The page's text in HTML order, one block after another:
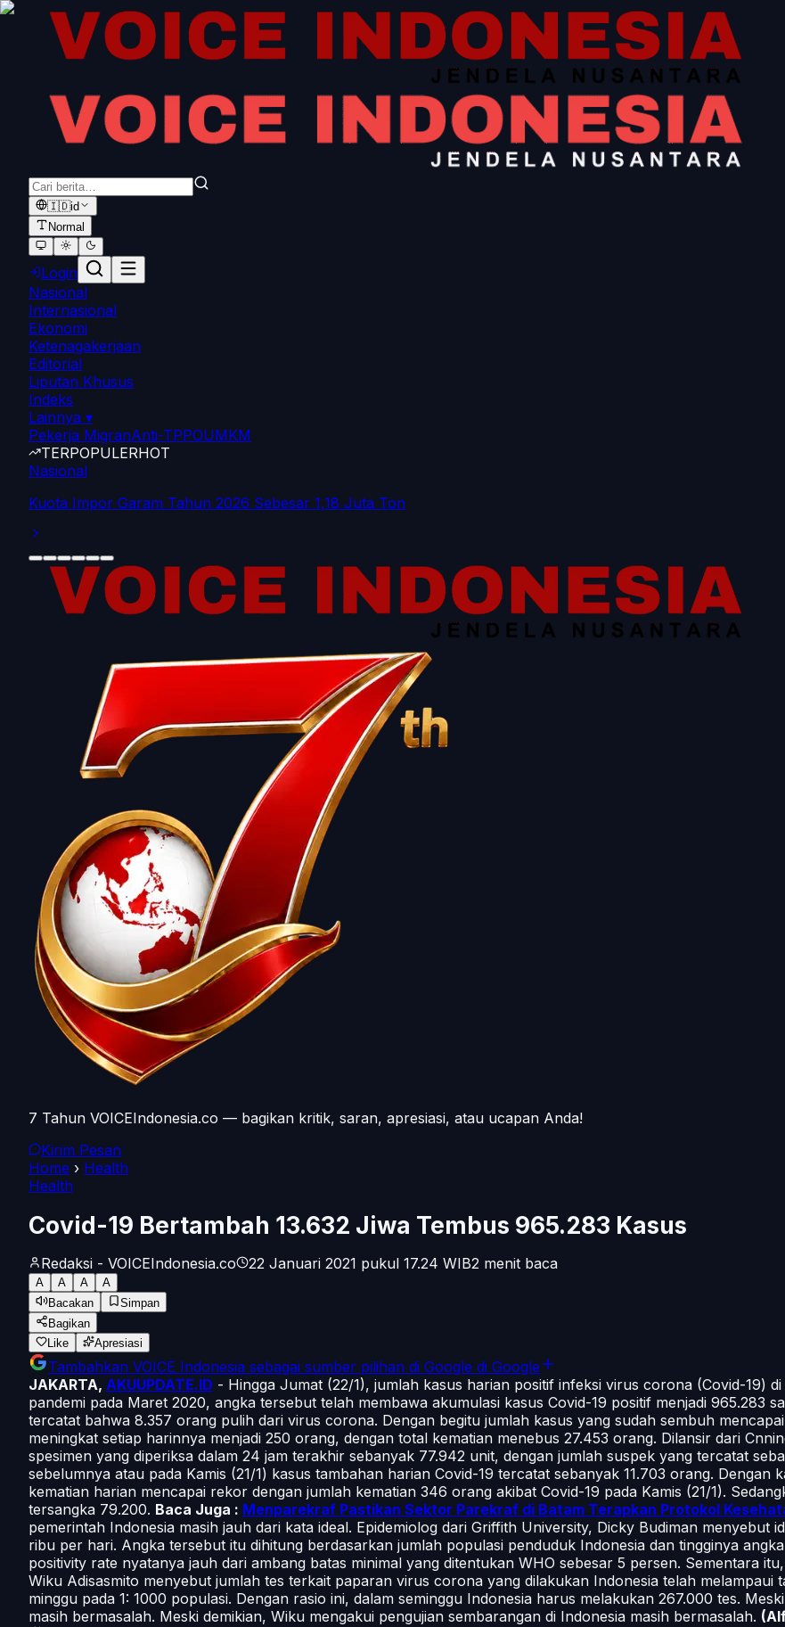
🇮🇩id
Normal
Login
Nasional
Internasional
Ekonomi
Ketenagakerjaan
Editorial
Liputan Khusus
Indeks
Lainnya ▾
Pekerja MigranAnti-TPPOUMKM
TERPOPULERHOT
Ekonomi
490 Pemda Terancam Gagal Bayar Gaji PPPK
7 Tahun VOICEIndonesia.co — bagikan kritik, saran, apresiasi, atau ucapan Anda!
Kirim Pesan
Home › Health
Health
Covid-19 Bertambah 13.632 Jiwa Tembus 965.283 Kasus
Redaksi - VOICEIndonesia.co 22 Januari 2021 pukul 17.24 WIB2 menit baca
A A A
A
Bacakan
Simpan
Bagikan
Like
Apresiasi
Tambahkan VOICE Indonesia sebagai sumber pilihan di Google di Google
JAKARTA, AKUUPDATE.ID - Hingga Jumat (22/1), jumlah kasus harian positif infeksi virus corona (Covid-19)
pandemi pada Maret 2020, angka tersebut telah membawa akumulasi kasus Covid-19 positif menjadi 965.283
tercatat bahwa 8.357 orang pulih dari virus corona. Dengan begitu jumlah kasus yang sudah sembuh
meningkat setiap harinnya menjadi 250 orang, dengan total kematian menebus 27.453 orang. Dilansir dari
spesimen yang diperiksa dalam 24 jam terakhir sebanyak 77.942 unit, dengan jumlah suspek yang tercatat
sebelumnya atau pada Kamis (21/1) kasus tambahan harian Covid-19 tercatat sebanyak 11.703 orang.
kematian harian mencapai rekor dengan jumlah kematian 346 orang akibat Covid-19 pada Kamis (21/1).
tersangka 79.200. Baca Juga : Menparekraf Pastikan Sektor Parekraf di Batam Terapkan Protokol
pemerintah Indonesia masih jauh dari kata ideal. Epidemiolog dari Griffith University, Dicky Budiman menyebut
ribu per hari. Angka tersebut itu dihitung berdasarkan jumlah populasi penduduk Indonesia dan tingginya
positivity rate nyatanya jauh dari ambang batas minimal yang ditentukan WHO sebesar 5 persen. Sementara
Wiku Adisasmito menyebut jumlah tes terkait paparan virus corona yang dilakukan Indonesia telah melampaui
minggu pada 1: 1000 populasi. Dengan rasio ini, dalam seminggu Indonesia harus melakukan 267.000 tes.
masih bermasalah. Meski demikian, Wiku mengakui pengujian sembarangan di Indonesia masih bermasalah.